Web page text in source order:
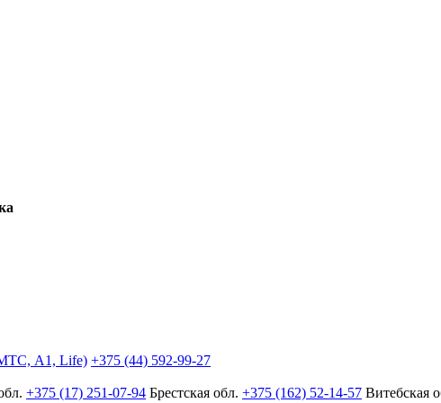
A1, Life) +375 (44) 592-99-27
+375 (17) 251-07-94 Брестская обл. +375 (162) 52-14-57 Витебская